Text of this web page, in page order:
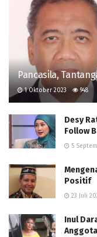
Pancasila,
1 Oktober 2023 948
Desy
Follow
5
Positif
23 Juli
Inul